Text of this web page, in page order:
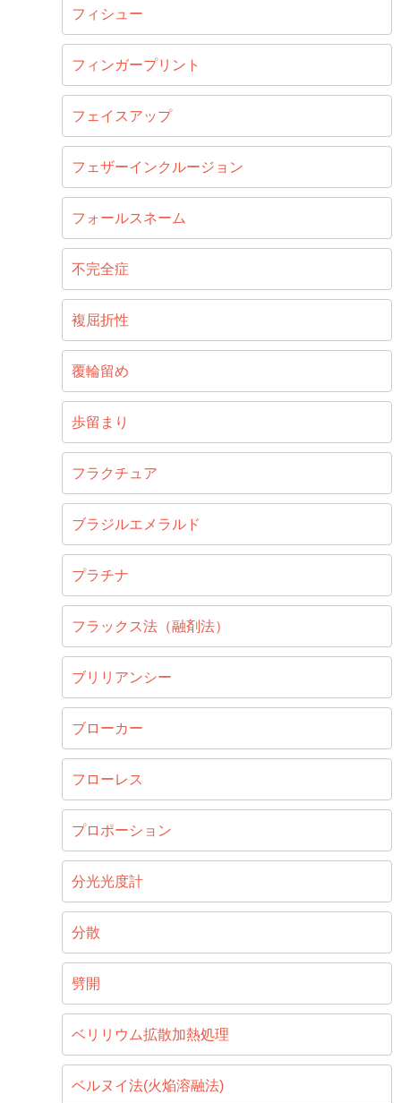
フィシュー
フィンガープリント
フェイスアップ
フェザーインクルージョン
フォールスネーム
不完全症
複屈折性
覆輪留め
歩留まり
フラクチュア
ブラジルエメラルド
プラチナ
フラックス法（融剤法）
ブリリアンシー
ブローカー
フローレス
プロポーション
分光光度計
分散
劈開
ベリリウム拡散加熱処理
ベルヌイ法(火焔溶融法)